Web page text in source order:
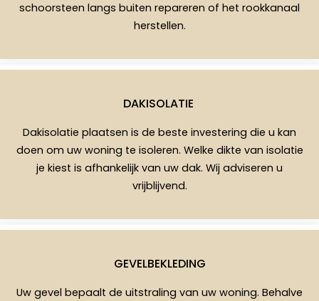
schoorsteen langs buiten repareren of het rookkanaal
herstellen.
DAKISOLATIE
Dakisolatie plaatsen is de beste investering die u kan
doen om uw woning te isoleren. Welke dikte van isolatie
je kiest is afhankelijk van uw dak. Wij adviseren u
vrijblijvend.
GEVELBEKLEDING
Uw gevel bepaalt de uitstraling van uw woning. Behalve